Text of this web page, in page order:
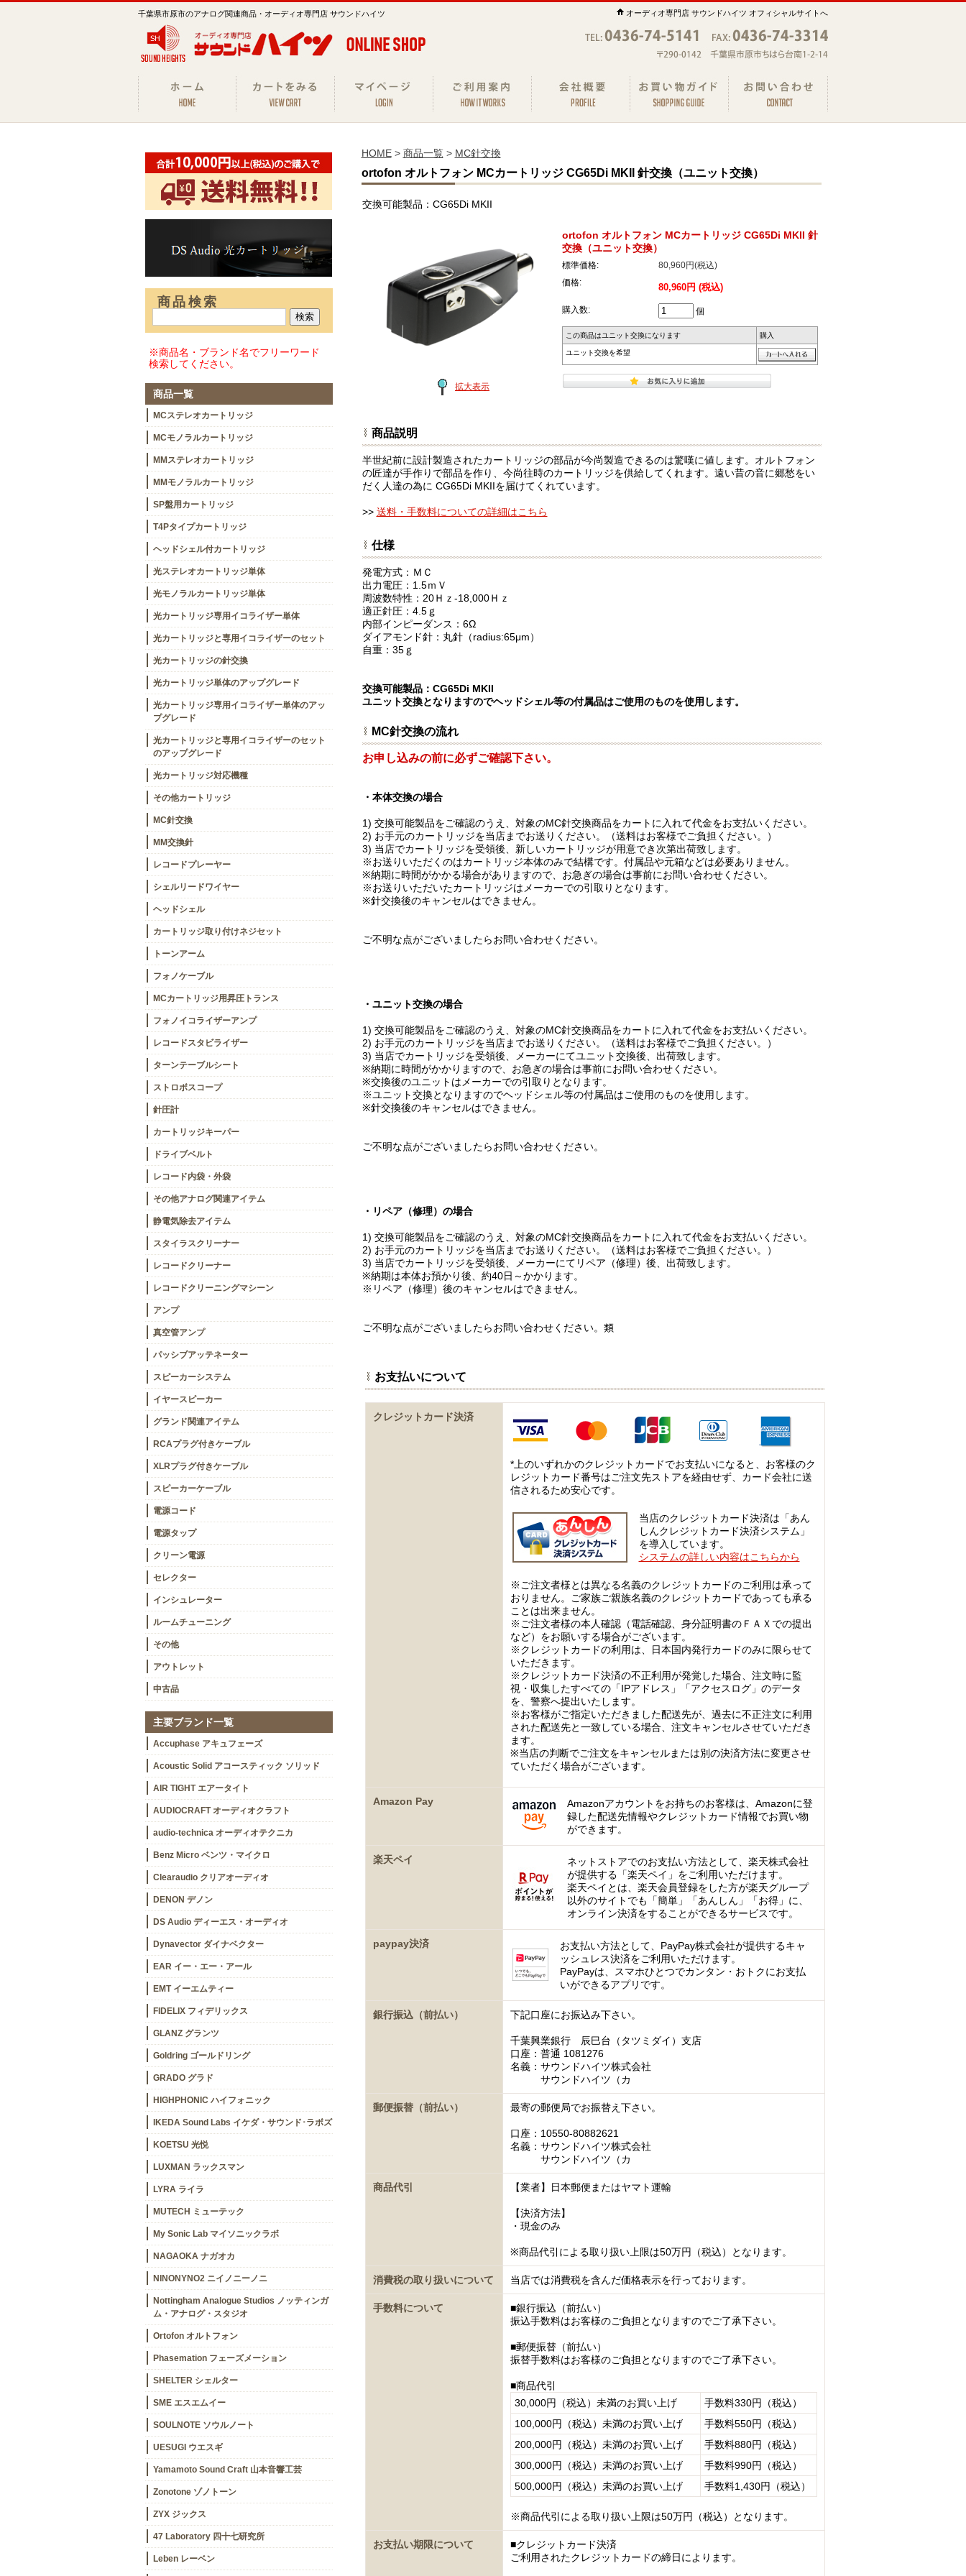
千葉県市原市のアナログ関連商品・オーディオ専門店 サウンドハイツ オーディオ専門店 サウンドハイツ オフィシャルサイトへ
商品検索
※商品名・ブランド名でフリーワード
検索してください。
商品一覧
MCステレオカートリッジ
MCモノラルカートリッジ
MMステレオカートリッジ
MMモノラルカートリッジ
SP盤用カートリッジ
T4Pタイプカートリッジ
ヘッドシェル付カートリッジ
光ステレオカートリッジ単体
光モノラルカートリッジ単体
光カートリッジ専用イコライザー単体
光カートリッジと専用イコライザーのセット
光カートリッジの針交換
光カートリッジ単体のアップグレード
光カートリッジ専用イコライザー単体のアッ
プグレード
光カートリッジと専用イコライザーのセット
のアップグレード
光カートリッジ対応機種
その他カートリッジ
MC針交換
MM交換針
レコードプレーヤー
シェルリードワイヤー
ヘッドシェル
カートリッジ取り付けネジセット
トーンアーム
フォノケーブル
MCカートリッジ用昇圧トランス
フォノイコライザーアンプ
レコードスタビライザー
ターンテーブルシート
ストロボスコープ
針圧計
カートリッジキーパー
ドライブベルト
レコード内袋・外袋
その他アナログ関連アイテム
静電気除去アイテム
スタイラスクリーナー
レコードクリーナー
レコードクリーニングマシーン
アンプ
真空管アンプ
パッシブアッテネーター
スピーカーシステム
イヤースピーカー
グランド関連アイテム
RCAプラグ付きケーブル
XLRプラグ付きケーブル
スピーカーケーブル
電源コード
電源タップ
クリーン電源
セレクター
インシュレーター
ルームチューニング
その他
アウトレット
中古品
主要ブランド一覧
Accuphase アキュフェーズ
Acoustic Solid アコースティック ソリッド
AIR TIGHT エアータイト
AUDIOCRAFT オーディオクラフト
audio-technica オーディオテクニカ
Benz Micro ベンツ・マイクロ
Clearaudio クリアオーディオ
DENON デノン
DS Audio ディーエス・オーディオ
Dynavector ダイナベクター
EAR イー・エー・アール
EMT イーエムティー
FIDELIX フィデリックス
GLANZ グランツ
Goldring ゴールドリング
GRADO グラド
HIGHPHONIC ハイフォニック
IKEDA Sound Labs イケダ・サウンド･ラボズ
KOETSU 光悦
LUXMAN ラックスマン
LYRA ライラ
MUTECH ミューテック
My Sonic Lab マイソニックラボ
NAGAOKA ナガオカ
NINONYNO2 ニイノニーノニ
Nottingham Analogue Studios ノッティンガ
ム・アナログ・スタジオ
Ortofon オルトフォン
Phasemation フェーズメーション
SHELTER シェルター
SME エスエムイー
SOULNOTE ソウルノート
UESUGI ウエスギ
Yamamoto Sound Craft 山本音響工芸
Zonotone ゾノトーン
ZYX ジックス
47 Laboratory 四十七研究所
Leben レーベン
HOME> 商品一覧> MC針交換
ortofon オルトフォン MCカートリッジ CG65Di MKII 針交換（ユニット交換）
交換可能製品：CG65Di MKII
拡大表示
ortofon オルトフォン MCカートリッジ CG65Di MKII 針
交換（ユニット交換）
標準価格:
80,960円(税込)
価格:
80,960円 (税込)
購入数: 個
この商品はユニット交換になります 購入
ユニット交換を希望
商品説明
半世紀前に設計製造されたカートリッジの部品が今尚製造できるのは驚嘆に値します。オルトフォン
の匠達が手作りで部品を作り、今尚往時のカートリッジを供給してくれます。遠い昔の音に郷愁をい
だく人達の為に CG65Di MKIIを届けてくれています。
>> 送料・手数料についての詳細はこちら
仕様
発電方式：ＭＣ
出力電圧：1.5ｍＶ
周波数特性：20Ｈｚ-18,000Ｈｚ
適正針圧：4.5ｇ
内部インピーダンス：6Ω
ダイアモンド針：丸針（radius:65μm）
自重：35ｇ
交換可能製品：CG65Di MKII
ユニット交換となりますのでヘッドシェル等の付属品はご使用のものを使用します。
MC針交換の流れ
お申し込みの前に必ずご確認下さい。
・本体交換の場合
1) 交換可能製品をご確認のうえ、対象のMC針交換商品をカートに入れて代金をお支払いください。
2) お手元のカートリッジを当店までお送りください。（送料はお客様でご負担ください。）
3) 当店でカートリッジを受領後、新しいカートリッジが用意でき次第出荷致します。
※お送りいただくのはカートリッジ本体のみで結構です。付属品や元箱などは必要ありません。
※納期に時間がかかる場合がありますので、お急ぎの場合は事前にお問い合わせください。
※お送りいただいたカートリッジはメーカーでの引取りとなります。
※針交換後のキャンセルはできません。
ご不明な点がございましたらお問い合わせください。
・ユニット交換の場合
1) 交換可能製品をご確認のうえ、対象のMC針交換商品をカートに入れて代金をお支払いください。
2) お手元のカートリッジを当店までお送りください。（送料はお客様でご負担ください。）
3) 当店でカートリッジを受領後、メーカーにてユニット交換後、出荷致します。
※納期に時間がかかりますので、お急ぎの場合は事前にお問い合わせください。
※交換後のユニットはメーカーでの引取りとなります。
※ユニット交換となりますのでヘッドシェル等の付属品はご使用のものを使用します。
※針交換後のキャンセルはできません。
ご不明な点がございましたらお問い合わせください。
・リペア（修理）の場合
1) 交換可能製品をご確認のうえ、対象のMC針交換商品をカートに入れて代金をお支払いください。
2) お手元のカートリッジを当店までお送りください。（送料はお客様でご負担ください。）
3) 当店でカートリッジを受領後、メーカーにてリペア（修理）後、出荷致します。
※納期は本体お預かり後、約40日～かかります。
※リペア（修理）後のキャンセルはできません。
ご不明な点がございましたらお問い合わせください。類⁧
お支払いについて
クレジットカード決済
*上のいずれかのクレジットカードでお支払いになると、お客様のク
レジットカード番号はご注文先ストアを経由せず、カード会社に送
信されるため安心です。
当店のクレジットカード決済は「あん
しんクレジットカード決済システム」
を導入しています。
システムの詳しい内容はこちらから
※ご注文者様とは異なる名義のクレジットカードのご利用は承って
おりません。ご家族ご親族名義のクレジットカードであっても承る
ことは出来ません。
※ご注文者様の本人確認（電話確認、身分証明書のＦＡＸでの提出
など）をお願いする場合がございます。
※クレジットカードの利用は、日本国内発行カードのみに限らせて
いただきます。
※クレジットカード決済の不正利用が発覚した場合、注文時に監
視・収集したすべての「IPアドレス」「アクセスログ」のデータ
を、警察へ提出いたします。
※お客様がご指定いただきました配送先が、過去に不正注文に利用
された配送先と一致している場合、注文キャンセルさせていただき
ます。
※当店の判断でご注文をキャンセルまたは別の決済方法に変更させ
ていただく場合がございます。
Amazon Pay
Amazonアカウントをお持ちのお客様は、Amazonに登
録した配送先情報やクレジットカード情報でお買い物
ができます。
楽天ペイ
ネットストアでのお支払い方法として、楽天株式会社
が提供する「楽天ペイ」をご利用いただけます。
楽天ペイとは、楽天会員登録をした方が楽天グループ
以外のサイトでも「簡単」「あんしん」「お得」に、
オンライン決済をすることができるサービスです。
paypay決済
お支払い方法として、PayPay株式会社が提供するキャ
ッシュレス決済をご利用いただけます。
PayPayは、スマホひとつでカンタン・おトクにお支払
いができるアプリです。
銀行振込（前払い） 下記口座にお振込み下さい。
千葉興業銀行 辰巳台（タツミダイ）支店
口座：普通 1081276
名義：サウンドハイツ株式会社
サウンドハイツ（カ
郵便振替（前払い） 最寄の郵便局でお振替え下さい。
口座：10550-80882621
名義：サウンドハイツ株式会社
サウンドハイツ（カ
商品代引 【業者】日本郵便またはヤマト運輸
【決済方法】
・現金のみ
※商品代引による取り扱い上限は50万円（税込）となります。
消費税の取り扱いについて 当店では消費税を含んだ価格表示を行っております。
手数料について
■銀行振込（前払い）
振込手数料はお客様のご負担となりますのでご了承下さい。
■郵便振替（前払い）
振替手数料はお客様のご負担となりますのでご了承下さい。
■商品代引
30,000円（税込）未満のお買い上げ
手数料330円（税込）
100,000円（税込）未満のお買い上げ
手数料550円（税込）
200,000円（税込）未満のお買い上げ
手数料880円（税込）
300,000円（税込）未満のお買い上げ
手数料990円（税込）
500,000円（税込）未満のお買い上げ
手数料1,430円（税込）
※商品代引による取り扱い上限は50万円（税込）となります。
お支払い期限について
■クレジットカード決済
ご利用されたクレジットカードの締日によります。